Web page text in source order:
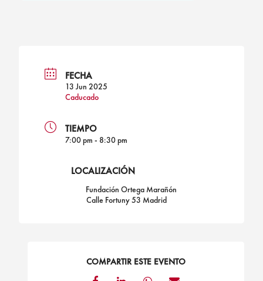
FECHA
13 Jun 2025
Caducado
TIEMPO
7:00 pm - 8:30 pm
LOCALIZACIÓN
Fundación Ortega Marañón
Calle Fortuny 53 Madrid
COMPARTIR ESTE EVENTO